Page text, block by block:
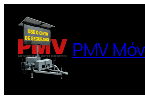
para
conteúdo
PMV